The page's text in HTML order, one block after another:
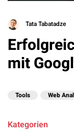
Tata Tabatadze
mit
Tools Web
Kategorien